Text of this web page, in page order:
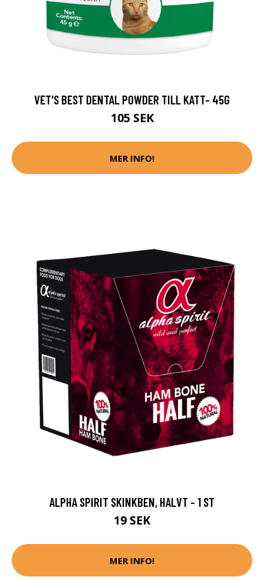
VET'S BEST DENTAL POWDER TILL KATT- 45G
105 SEK
MER INFO!
ALPHA SPIRIT SKINKBEN, HALVT - 1 ST
19 SEK
MER INFO!